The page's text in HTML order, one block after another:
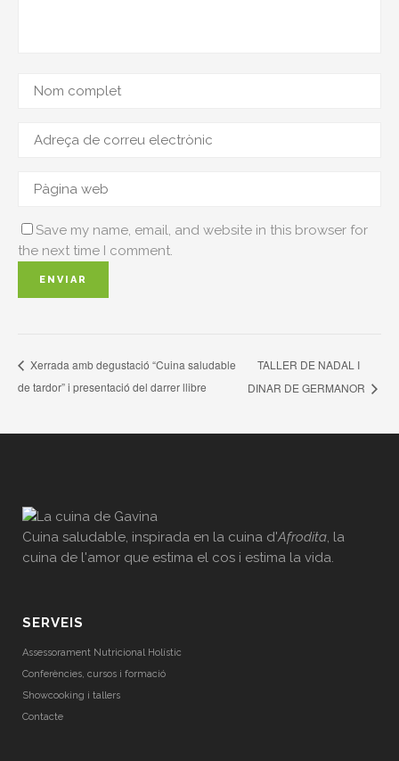
Save my name, email, and website in this browser for
the next time I comment.
Xerrada amb degustació “Cuina saludable
de tardor” i presentació del darrer llibre
TALLER DE NADAL I
DINAR DE GERMANOR
Cuina saludable, inspirada en la cuina d'Afrodita, la
cuina de l'amor que estima el cos i estima la vida.
SERVEIS
Assessorament Nutricional Holístic
Conferències, cursos i formació
Showcooking i tallers
Contacte